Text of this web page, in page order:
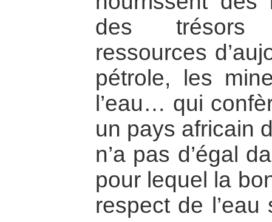
des trésors
ressources
pétrole, les
l’eau… qui
un pays africain
n’a pas d’égal
pour lequel la
respect de